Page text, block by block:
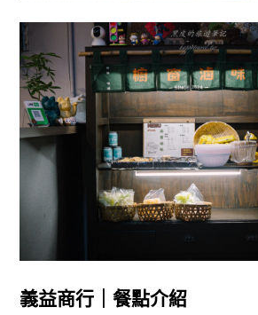
義益商行｜餐點介紹